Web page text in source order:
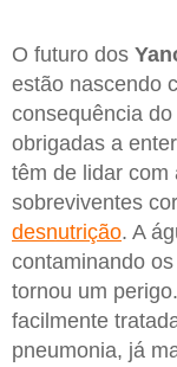
O futuro dos
estão nascendo
consequência do
obrigadas a
têm de lidar com
sobreviventes
desnutrição. A
contaminando
tornou um
facilmente
pneumonia, já